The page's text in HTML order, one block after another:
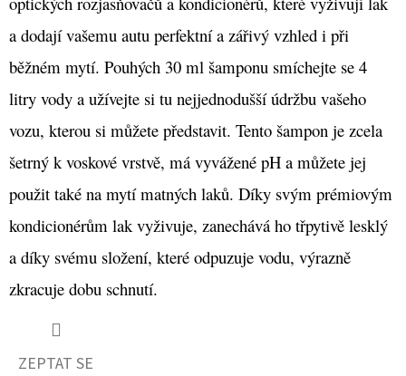
a dodají vašemu autu perfektní a zářivý vzhled i při
běžném mytí. Pouhých 30 ml šamponu smíchejte se 4
litry vody a užívejte si tu nejjednodušší údržbu vašeho
vozu, kterou si můžete představit. Tento šampon je zcela
šetrný k voskové vrstvě, má vyvážené pH a můžete jej
použit také na mytí matných laků. Díky svým prémiovým
kondicionérům lak vyživuje, zanechává ho třpytivě lesklý
a díky svému složení, které odpuzuje vodu, výrazně
zkracuje dobu schnutí.
ZEPTAT SE
COLOURLOCK
MIKROVLÁKNOVÁ
UTĚRKA
59
Kč